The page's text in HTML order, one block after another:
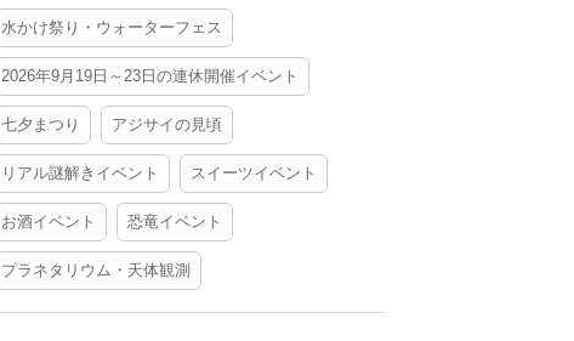
水かけ祭り・ウォーターフェス
2026年9月19日～23日の連休開催イベント
七夕まつり アジサイの見頃
リアル謎解きイベント スイーツイベント
お酒イベント 恐竜イベント
プラネタリウム・天体観測